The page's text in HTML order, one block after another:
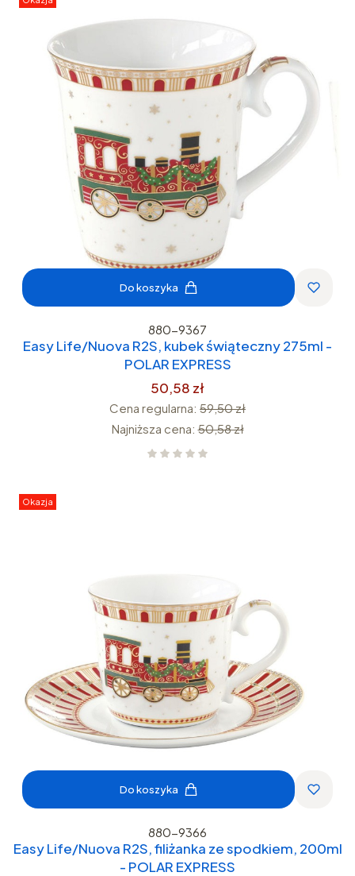
Do koszyka
880-9367
Easy Life/Nuova R2S, kubek świąteczny 275ml -
POLAR EXPRESS
50,58 zł
Cena regularna: 59,50 zł
Najniższa cena: 50,58 zł
Okazja
Do koszyka
880-9366
Easy Life/Nuova R2S, filiżanka ze spodkiem, 200ml
- POLAR EXPRESS